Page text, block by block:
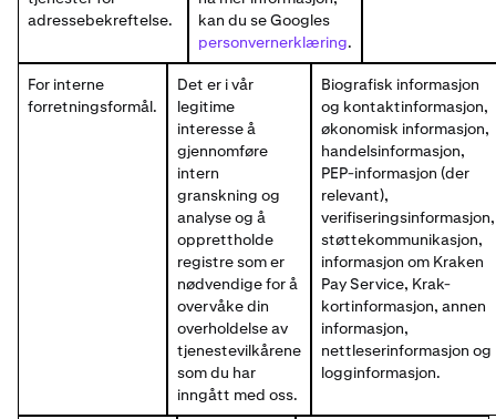
adressebekreftelse.
kan du se Googles
personvernerklæring.
For interne
forretningsformål.
Det er i vår
legitime
interesse å
gjennomføre
intern
granskning og
analyse og å
opprettholde
registre som er
nødvendige for å
overvåke din
overholdelse av
tjenestevilkårene
som du har
inngått med oss.
Biografisk informasjon
og kontaktinformasjon,
økonomisk informasjon,
handelsinformasjon,
PEP-informasjon (der
relevant),
verifiseringsinformasjon,
støttekommunikasjon,
informasjon om Kraken
Pay Service, Krak-
kortinformasjon, annen
informasjon,
nettleserinformasjon og
logginformasjon.